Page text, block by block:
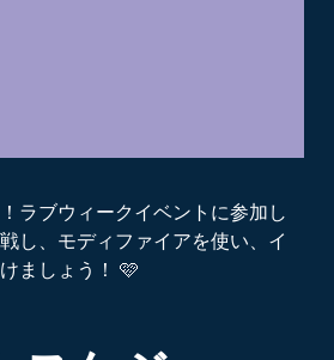
ラブウィークイベントに参加し
し、モディファイアを使い、イ
ましょう！ 🩷